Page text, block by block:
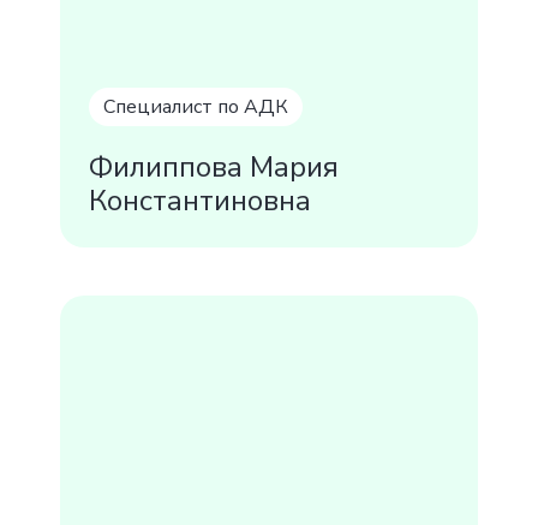
Специалист по АДК
Филиппова Мария
Константиновна